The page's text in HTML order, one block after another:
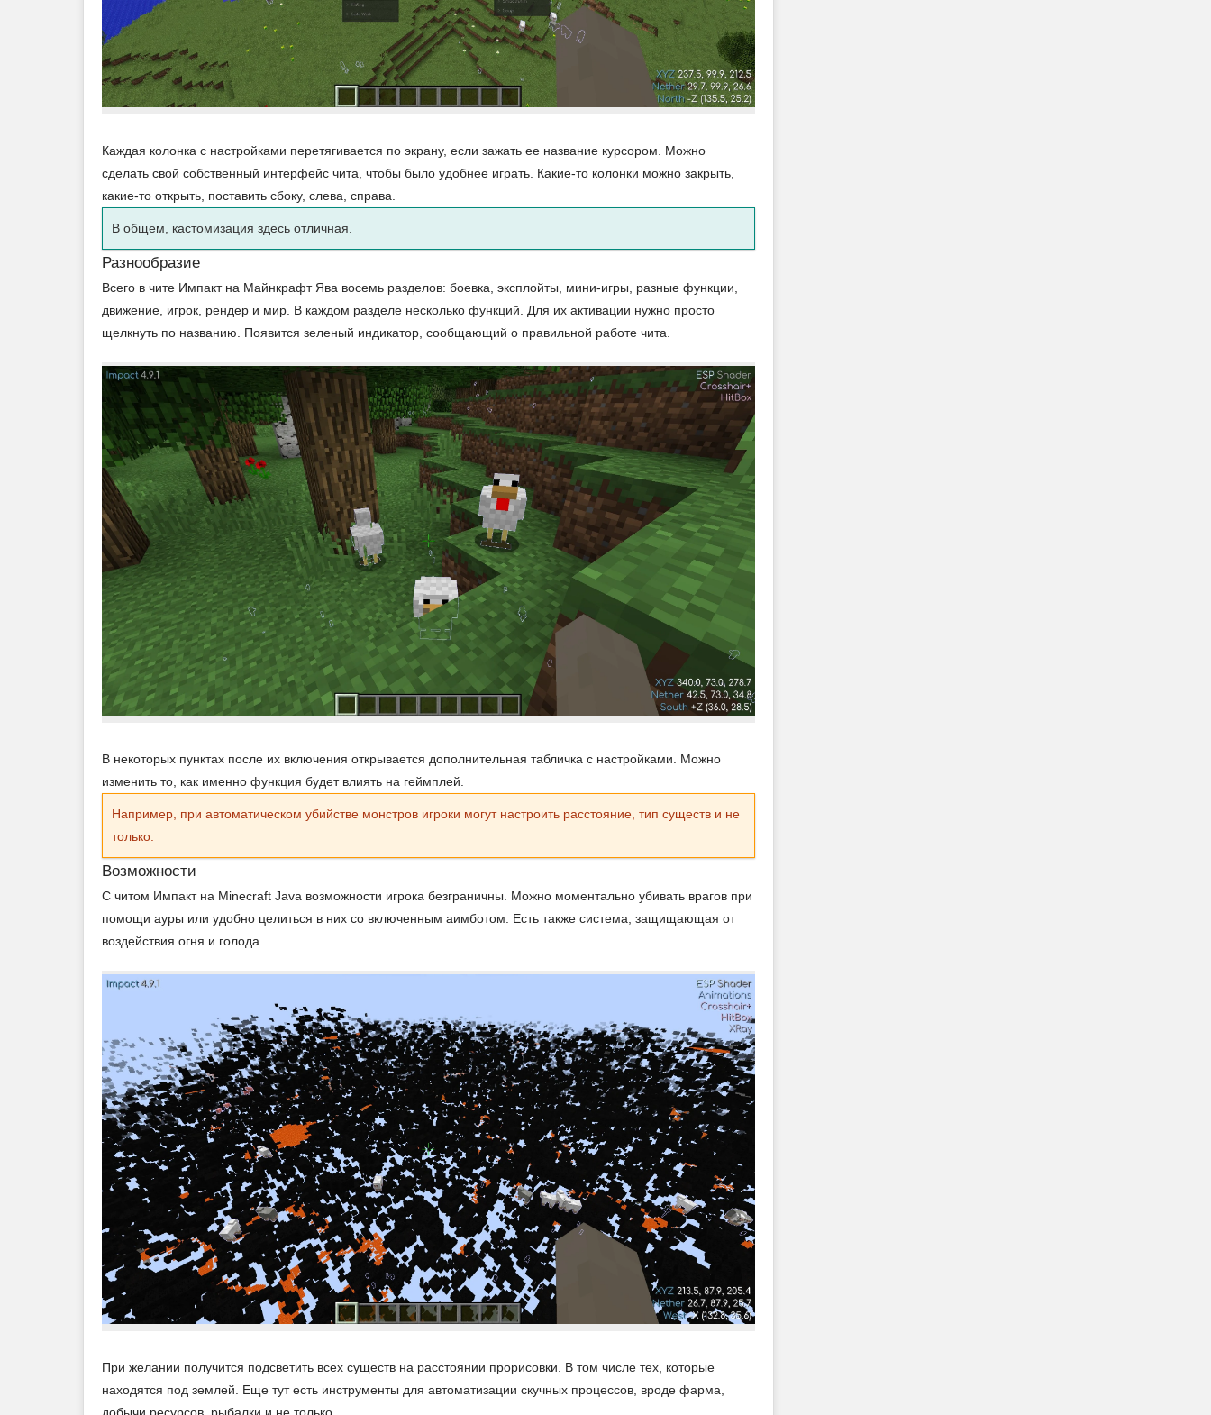
Каждая колонка с настройками перетягивается по экрану, если зажать ее название курсором. Можно
сделать свой собственный интерфейс чита, чтобы было удобнее играть. Какие-то колонки можно закрыть,
какие-то открыть, поставить сбоку, слева, справа.
В общем, кастомизация здесь отличная.
Разнообразие
Всего в чите Импакт на Майнкрафт Ява восемь разделов: боевка, эксплойты, мини-игры, разные функции,
движение, игрок, рендер и мир. В каждом разделе несколько функций. Для их активации нужно просто
щелкнуть по названию. Появится зеленый индикатор, сообщающий о правильной работе чита.
В некоторых пунктах после их включения открывается дополнительная табличка с настройками. Можно
изменить то, как именно функция будет влиять на геймплей.
Например, при автоматическом убийстве монстров игроки могут настроить расстояние, тип существ и не
только.
Возможности
С читом Импакт на Minecraft Java возможности игрока безграничны. Можно моментально убивать врагов при
помощи ауры или удобно целиться в них со включенным аимботом. Есть также система, защищающая от
воздействия огня и голода.
При желании получится подсветить всех существ на расстоянии прорисовки. В том числе тех, которые
находятся под землей. Еще тут есть инструменты для автоматизации скучных процессов, вроде фарма,
добычи ресурсов, рыбалки и не только.